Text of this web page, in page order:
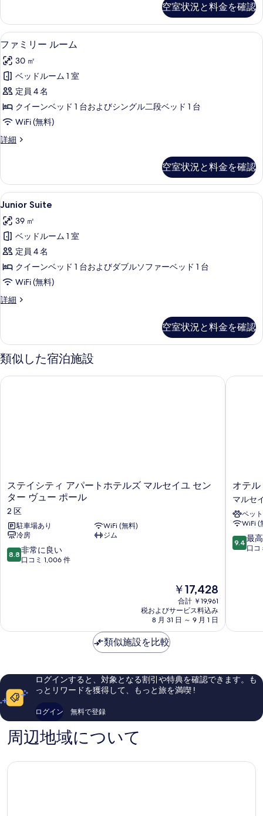
示
す
る
の
す
べ
て
の
写
真
を
表
る
ー
ル
ー
(Cosy)
の
細
空室状況と料金を確認
フ
ァ
ミ
リ
ー
ル
ー
ム
す
べ
て
の
写
真
を
表
示
高級寝具、セーフティボックス (室内
4
ファミリー ルーム
30 ㎡
ベッドルーム 1 室
定員 4 名
クイーンベッド 1 台およびシングル二段ベッド 1 台
WiFi (無料)
詳細
フ
ー
ル
ー
の
詳
空室状況と料金を確認
Junior
Suite
の
す
べ
て
の
写
表
示
す
高級寝具、セーフティボックス (室内
8
Junior Suite
39 ㎡
ベッドルーム 1 室
定員 4 名
クイーンベッド 1 台およびダブルソファーベッド 1 台
WiFi (無料)
詳細
Junior
細
空室状況と料金を確認
類似した宿泊施設
ス
テ
イ
シ
テ
ィ
ア
パ
マ
ユ
ン
タ
ヴ
ュ
ポ
ー
ステイシティ アパートホテルズ マルセイユ セン
ター ヴュー ポール
2 区
駐車場あり
WiFi (無料)
冷房
ジム
10
段
良
ミ
1,006
件
件
の
口
コ
8.8 非常に良い
口コミ 1,006 件
現
在
の
料
金
￥17,428
合計 ￥19,961
税およびサービス料込み
8 月 31 日 ～ 9 月 1 日
ステイシティ アパートホテルズ マルセイユ センター ヴュー
オ
テ
ル
ラ
レ
ジ
デ
ポ
ル
セ
オテ
マルセ
ペッ
WiFi (
10
段
晴
口
コ
コ
9.4 最
口コ
オテル
類似施設を比較
ログインすると、対象となる割引や特典を確認できます。も
っとリワードを獲得して、もっと旅を満喫 !
ログイン 無料で登録
周辺地域について